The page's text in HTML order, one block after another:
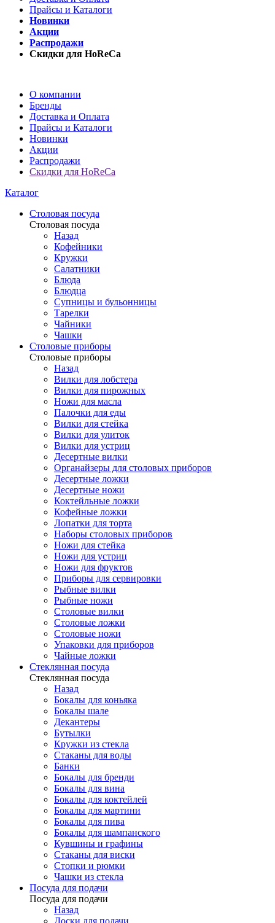
Прайсы и Каталоги
Новинки
Акции
Распродажи
Скидки для HoReCa
О компании
Бренды
Доставка и Оплата
Прайсы и Каталоги
Новинки
Акции
Распродажи
Скидки для HoReCa
Каталог
Столовая посуда
Столовая посуда
Назад
Кофейники
Кружки
Салатники
Блюда
Блюдца
Супницы и бульонницы
Тарелки
Чайники
Чашки
Cтоловые приборы
Cтоловые приборы
Назад
Вилки для лобстера
Вилки для пирожных
Ножи для масла
Палочки для еды
Вилки для стейка
Вилки для улиток
Вилки для устриц
Десертные вилки
Органайзеры для столовых приборов
Десертные ложки
Десертные ножи
Коктейльные ложки
Кофейные ложки
Лопатки для торта
Наборы столовых приборов
Ножи для стейка
Ножи для устриц
Ножи для фруктов
Приборы для сервировки
Рыбные вилки
Рыбные ножи
Столовые вилки
Столовые ложки
Столовые ножи
Упаковки для приборов
Чайные ложки
Стеклянная посуда
Стеклянная посуда
Назад
Бокалы для коньяка
Бокалы шале
Декантеры
Бутылки
Кружки из стекла
Стаканы для воды
Банки
Бокалы для бренди
Бокалы для вина
Бокалы для коктейлей
Бокалы для мартини
Бокалы для пива
Бокалы для шампанского
Кувшины и графины
Стаканы для виски
Стопки и рюмки
Чашки из стекла
Посуда для подачи
Посуда для подачи
Назад
Доски для подачи